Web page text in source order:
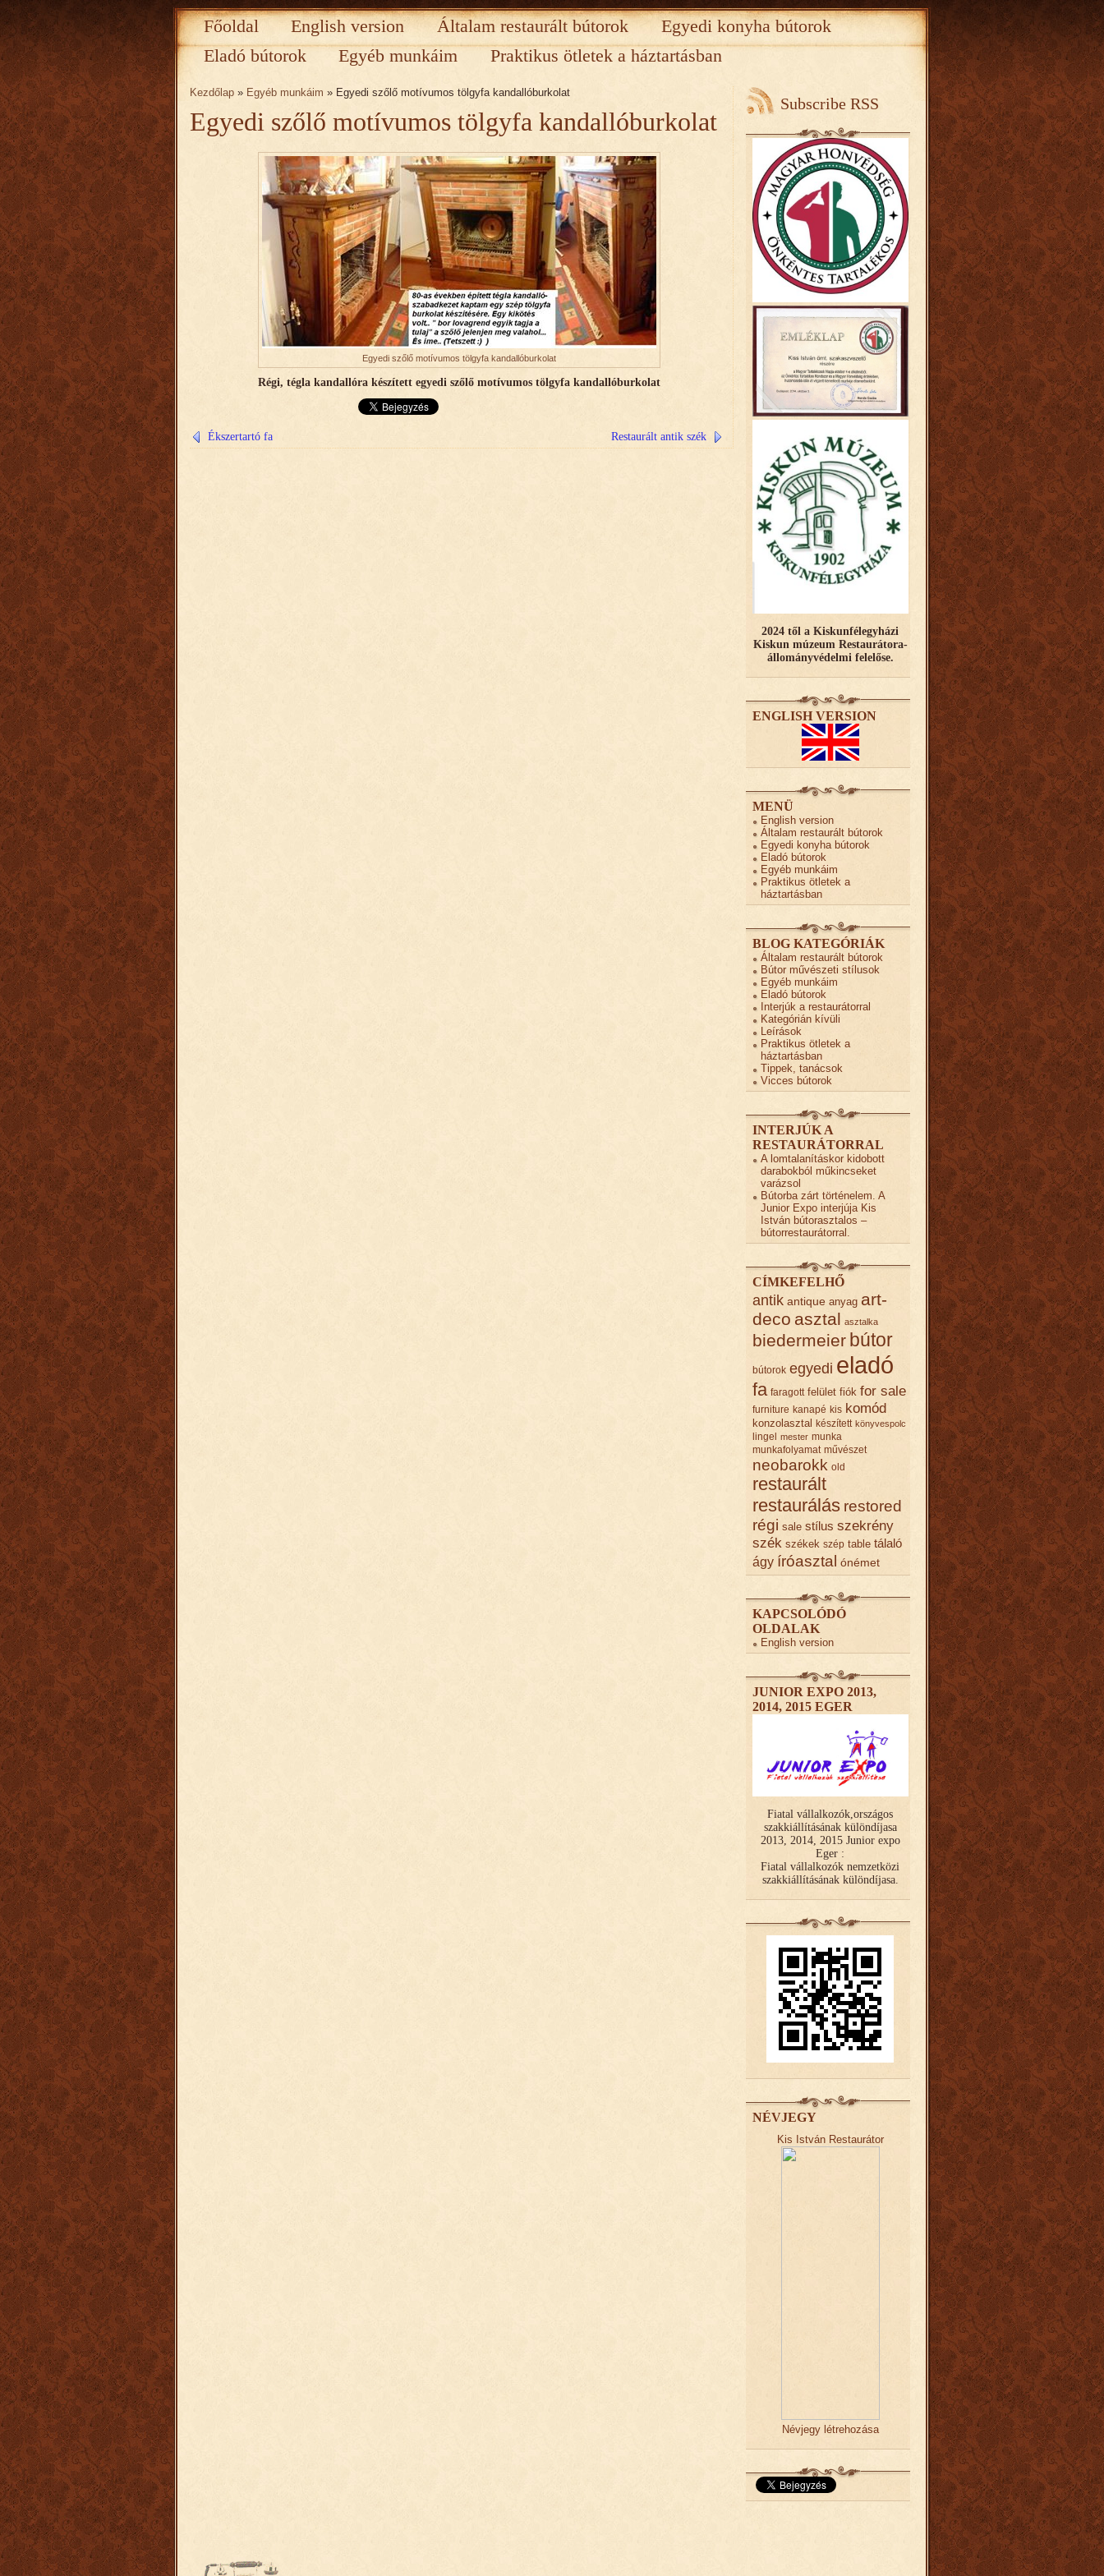
Főoldal English version Általam restaurált bútorok
Egyedi konyha bútorok
Eladó bútorok
Egyéb munkáim Praktikus ötletek a háztartásban
Kezdőlap » Egyéb munkáim » Egyedi szőlő motívumos tölgyfa kandallóburkolat
Egyedi szőlő motívumos tölgyfa kandallóburkolat
Egyedi szőlő motívumos tölgyfa kandallóburkolat
Régi, tégla kandallóra készített egyedi szőlő motívumos tölgyfa kandallóburkolat
Ékszertartó fa Restaurált antik szék
Subscribe RSS
2024 től a Kiskunfélegyházi
Kiskun múzeum Restaurátora-
állományvédelmi felelőse.
ENGLISH VERSION
MENÜ
English version
Általam restaurált bútorok
Egyedi konyha bútorok
Eladó bútorok
Egyéb munkáim
Praktikus ötletek a
háztartásban
BLOG KATEGÓRIÁK
Általam restaurált bútorok
Bútor művészeti stílusok
Egyéb munkáim
Eladó bútorok
Interjúk a restaurátorral
Kategórián kívüli
Leírások
Praktikus ötletek a
háztartásban
Tippek, tanácsok
Vicces bútorok
INTERJÚK A
RESTAURÁTORRAL
A lomtalanításkor kidobott
darabokból műkincseket
varázsol
Bútorba zárt történelem. A
Junior Expo interjúja Kis
István bútorasztalos –
bútorrestaurátorral.
CÍMKEFELHŐ
antik antique anyag art-
deco asztal asztalka
biedermeier bútor
bútorok egyedi eladó
fa faragott felület fiók for sale
furniture kanapé kis komód
konzolasztal készített könyvespolc
lingel mester munka
munkafolyamat művészet
neobarokk old
restaurált
restaurálás restored
régi sale stílus szekrény
szék székek szép table tálaló
ágy íróasztal ónémet
KAPCSOLÓDÓ
OLDALAK
English version
JUNIOR EXPO 2013,
2014, 2015 EGER
Fiatal vállalkozók,országos
szakkiállításának különdíjasa
2013, 2014, 2015 Junior expo
Eger :
Fiatal vállalkozók nemzetközi
szakkiállításának különdíjasa.
NÉVJEGY
Kis István Restaurátor
Névjegy létrehozása